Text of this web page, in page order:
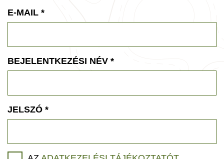
E-MAIL *
BEJELENTKEZÉSI NÉV *
JELSZÓ *